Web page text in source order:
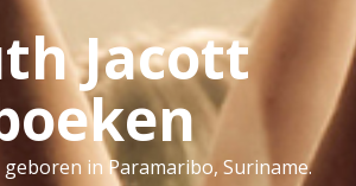
Jacott
geboren in Paramaribo, Suriname.